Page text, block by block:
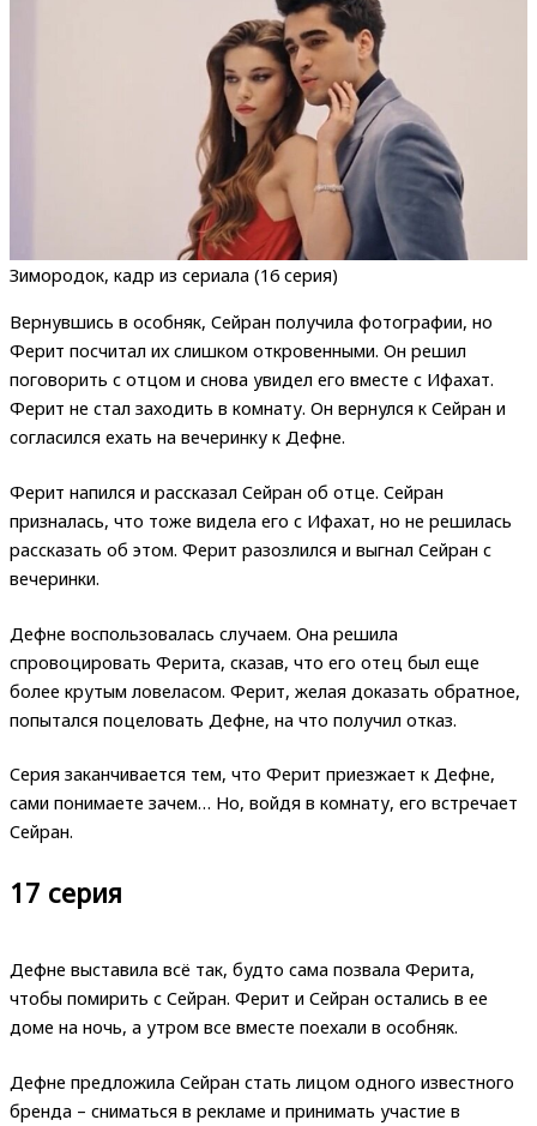
Зимородок, кадр из сериала (16 серия)
Вернувшись в особняк, Сейран получила фотографии, но
Ферит посчитал их слишком откровенными. Он решил
поговорить с отцом и снова увидел его вместе с Ифахат.
Ферит не стал заходить в комнату. Он вернулся к Сейран и
согласился ехать на вечеринку к Дефне.
Ферит напился и рассказал Сейран об отце. Сейран
призналась, что тоже видела его с Ифахат, но не решилась
рассказать об этом. Ферит разозлился и выгнал Сейран с
вечеринки.
Дефне воспользовалась случаем. Она решила
спровоцировать Ферита, сказав, что его отец был еще
более крутым ловеласом. Ферит, желая доказать обратное,
попытался поцеловать Дефне, на что получил отказ.
Серия заканчивается тем, что Ферит приезжает к Дефне,
сами понимаете зачем… Но, войдя в комнату, его встречает
Сейран.
17 серия
Дефне выставила всё так, будто сама позвала Ферита,
чтобы помирить с Сейран. Ферит и Сейран остались в ее
доме на ночь, а утром все вместе поехали в особняк.
Дефне предложила Сейран стать лицом одного известного
бренда – сниматься в рекламе и принимать участие в